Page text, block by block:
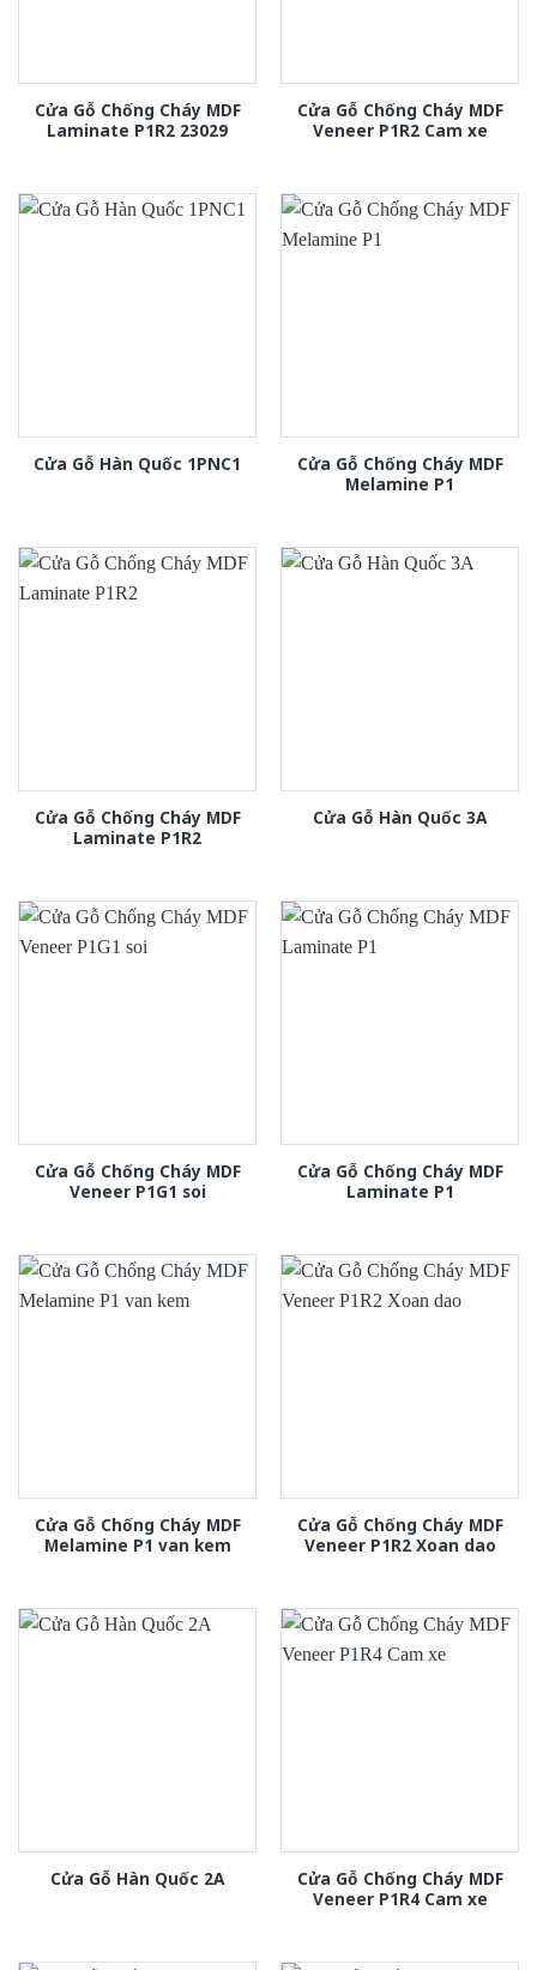
Cửa Gỗ Chống Cháy MDF
Laminate P1R2 23029
Cửa Gỗ Chống Cháy MDF
Veneer P1R2 Cam xe
Cửa Gỗ Hàn Quốc 1PNC1
Cửa Gỗ Chống Cháy MDF
Melamine P1
Cửa Gỗ Chống Cháy MDF
Laminate P1R2
Cửa Gỗ Hàn Quốc 3A
Cửa Gỗ Chống Cháy MDF
Veneer P1G1 soi
Cửa Gỗ Chống Cháy MDF
Laminate P1
Cửa Gỗ Chống Cháy MDF
Melamine P1 van kem
Cửa Gỗ Chống Cháy MDF
Veneer P1R2 Xoan dao
Cửa Gỗ Hàn Quốc 2A
Cửa Gỗ Chống Cháy MDF
Veneer P1R4 Cam xe